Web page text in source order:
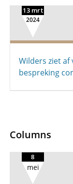
13 mrt
2024
Wilders ziet
bespreking
Columns
8
mei